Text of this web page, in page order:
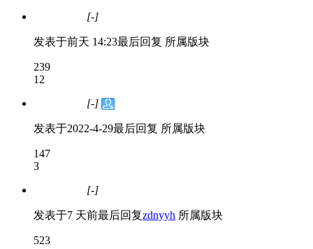
[-]
发表于前天 14:23最后回复 所属版块
239
12
[-]
发表于2022-4-29最后回复 所属版块
147
3
[-]
发表于7 天前最后回复zdnyyh 所属版块
523